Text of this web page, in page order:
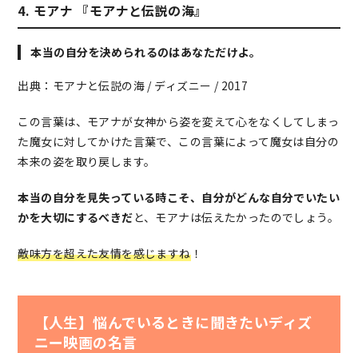
4. モアナ 『モアナと伝説の海』
本当の自分を決められるのはあなただけよ。
出典：モアナと伝説の海 / ディズニー / 2017
この言葉は、モアナが女神から姿を変えて心をなくしてしまっ
た魔女に対してかけた言葉で、この言葉によって魔女は自分の
本来の姿を取り戻します。
本当の自分を見失っている時こそ、自分がどんな自分でいたい
かを大切にするべきだと、モアナは伝えたかったのでしょう。
敵味方を超えた友情を感じますね！
【人生】悩んでいるときに聞きたいディズ
ニー映画の名言